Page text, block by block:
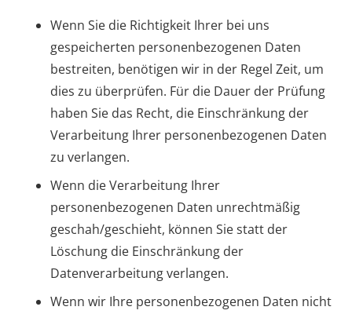
Wenn Sie die Richtigkeit Ihrer bei uns
gespeicherten personenbezogenen Daten
bestreiten, benötigen wir in der Regel Zeit, um
dies zu überprüfen. Für die Dauer der Prüfung
haben Sie das Recht, die Einschränkung der
Verarbeitung Ihrer personenbezogenen Daten
zu verlangen.
Wenn die Verarbeitung Ihrer
personenbezogenen Daten unrechtmäßig
geschah/geschieht, können Sie statt der
Löschung die Einschränkung der
Datenverarbeitung verlangen.
Wenn wir Ihre personenbezogenen Daten nicht